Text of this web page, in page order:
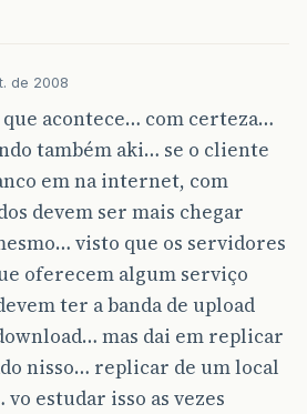
de 2008
que acontece… com certeza…
também aki… se o cliente
em na internet, com
devem ser mais chegar
visto que os servidores
oferecem algum serviço
ter a banda de upload
mas dai em replicar
nisso… replicar de um local
estudar isso as vezes